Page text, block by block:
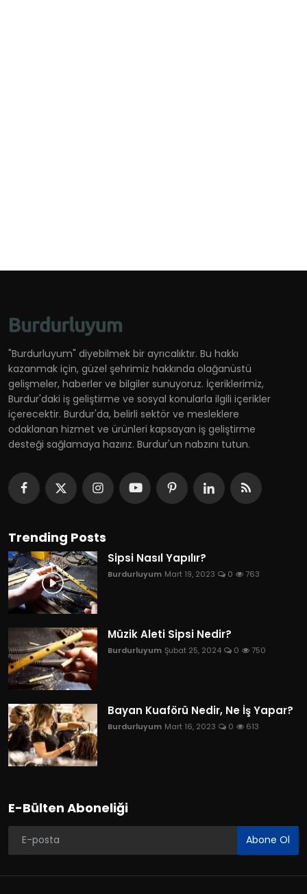
"Burdurluyum" diyebilmek bir ayrıcalıktır. Bu hakkı
kazanmak için, güzel şehrimiz hakkında olağanüstü
gelişmeler, haberler ve bilgiler sunuyoruz. İçeriklerimiz,
Burdur'daki iş geliştirme ve sosyal konularla ilgili içerikler
içerecektir. Burdur'da, belirli sektör ve mesleklere
odaklanan hizmet ve ürünleri kapsayan iş geliştirme
desteği sağlamaya hazırız. Burdur'un nabzını tutun.
Trending Posts
Sipsi Nasıl Yapılır?
Burdurluyum Mart 19, 2023 0 763
Müzik Aleti Sipsi Nedir?
Burdurluyum Şubat 25, 2024 0 750
Bayan Kuaförü Nedir, Ne İş Yapar?
Burdurluyum Mart 16, 2023 0 613
E-Bülten Aboneliği
Abone Ol